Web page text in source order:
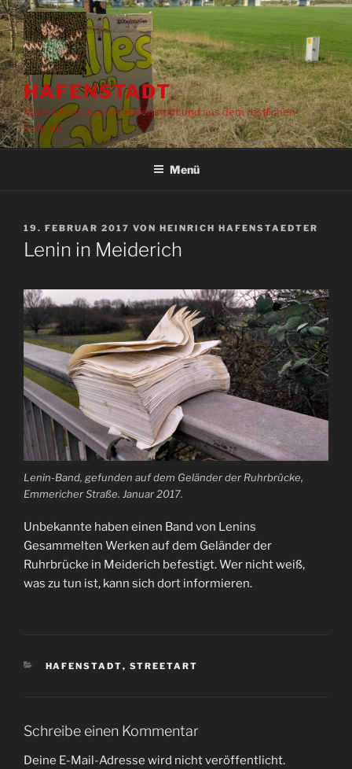
Zum
Inhalt
springen
HAFENSTADT
Nachrichten aus der Hafenstadt und aus dem restlichen
Erdkreis
Menü
VERÖFFENTLICHT
AM
19. FEBRUAR 2017 VON HEINRICH HAFENSTAEDTER
Lenin in Meiderich
Lenin-Band, gefunden auf dem Geländer der Ruhrbrücke,
Emmericher Straße. Januar 2017.
Unbekannte haben einen Band von Lenins
Gesammelten Werken auf dem Geländer der
Ruhrbrücke in Meiderich befestigt. Wer nicht weiß,
was zu tun ist, kann sich dort informieren.
KATEGORIEN
HAFENSTADT, STREETART
Schreibe einen Kommentar
Deine E-Mail-Adresse wird nicht veröffentlicht.